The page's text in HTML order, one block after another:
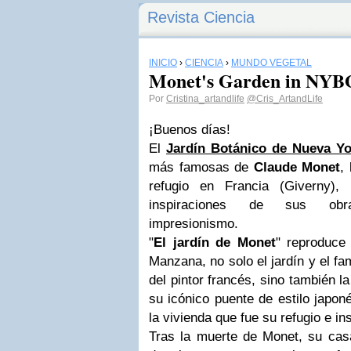
Revista Ciencia
INICIO › CIENCIA › MUNDO VEGETAL
Monet's Garden in
Por Cristina_artandlife @Cris_ArtandLife
¡Buenos días!
El Jardín Botánico de Nueva
más famosas de Claude Monet,
refugio en Francia
inspiraciones de sus
impresionismo.
"El jardín de Monet"
Manzana, no solo el jardín y el
del pintor francés, sino también
su icónico puente de estilo
la vivienda que fue su refugio e
Tras la muerte de Monet, su